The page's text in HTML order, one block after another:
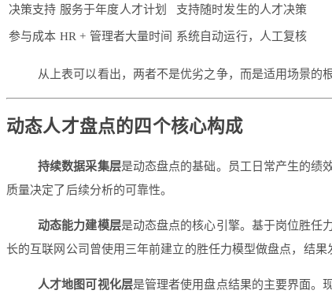
决策支持 服务于年度人才计划 支持随时发生的人才决策
参与成本 HR + 管理者大量时间 系统自动运行，人工复核
从上表可以看出，两者不是优劣之争，而是适用场景的
动态人才盘点的四个核心构成
持续数据采集层是动态盘点的基础。员工日常产生的绩
质量决定了后续分析的可靠性。
动态能力建模层是动态盘点的核心引擎。基于岗位胜任
长的互联网公司曾使用三年前建立的胜任力模型做盘点，结
人才地图可视化层是管理者使用盘点结果的主要界面。